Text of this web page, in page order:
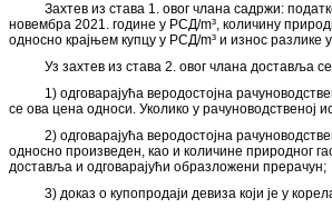
Захтев из става 1. овог члана садржи:
новембра 2021. године у РСД/m³, количину
односно крајњем купцу у РСД/m³ и износ
Уз захтев из става 2. овог члана доставља
1) одговарајућа веродостојна
се ова цена односи. Уколико у рачуноводственој
2) одговарајућа веродостојна
односно произведен, као и количине природног
доставља и одговарајући образложени прерачун;
3) доказ о купопродаји девиза који је у